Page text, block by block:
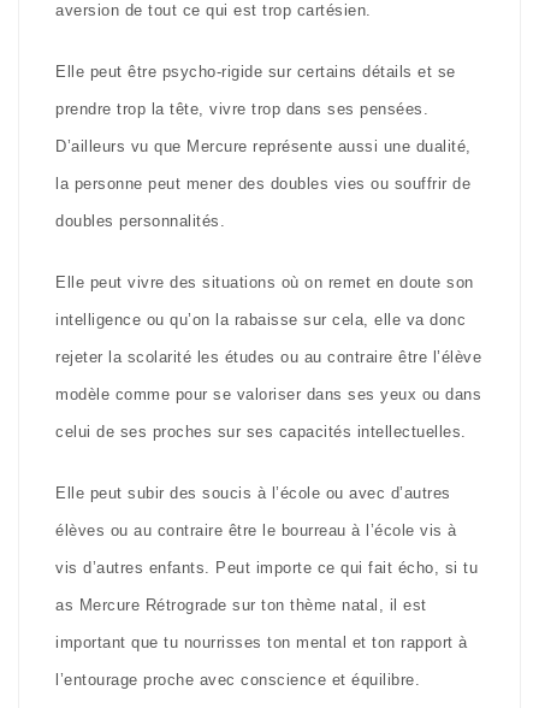
aversion de tout ce qui est trop cartésien.
Elle peut être psycho-rigide sur certains détails et se
prendre trop la tête, vivre trop dans ses pensées.
D’ailleurs vu que Mercure représente aussi une dualité,
la personne peut mener des doubles vies ou souffrir de
doubles personnalités.
Elle peut vivre des situations où on remet en doute son
intelligence ou qu’on la rabaisse sur cela, elle va donc
rejeter la scolarité les études ou au contraire être l’élève
modèle comme pour se valoriser dans ses yeux ou dans
celui de ses proches sur ses capacités intellectuelles.
Elle peut subir des soucis à l’école ou avec d’autres
élèves ou au contraire être le bourreau à l’école vis à
vis d’autres enfants. Peut importe ce qui fait écho, si tu
as Mercure Rétrograde sur ton thème natal, il est
important que tu nourrisses ton mental et ton rapport à
l’entourage proche avec conscience et équilibre.